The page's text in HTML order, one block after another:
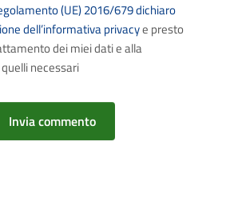
(UE) 2016/679 dichiaro
dell’informativa privacye presto
dei miei dati e alla
necessari